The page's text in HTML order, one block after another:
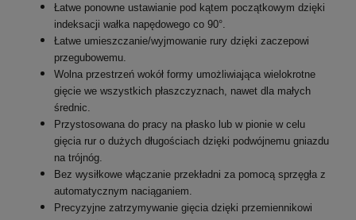
Łatwe ponowne ustawianie pod kątem początkowym dzięki
indeksacji wałka napędowego co 90°.
Łatwe umieszczanie/wyjmowanie rury dzięki zaczepowi
przegubowemu.
Wolna przestrzeń wokół formy umożliwiająca wielokrotne
gięcie we wszystkich płaszczyznach, nawet dla małych
średnic.
Przystosowana do pracy na płasko lub w pionie w celu
gięcia rur o dużych długościach dzięki podwójnemu gniazdu
na trójnóg.
Bez wysiłkowe włączanie przekładni za pomocą sprzęgła z
automatycznym naciąganiem.
Precyzyjne zatrzymywanie gięcia dzięki przemiennikowi